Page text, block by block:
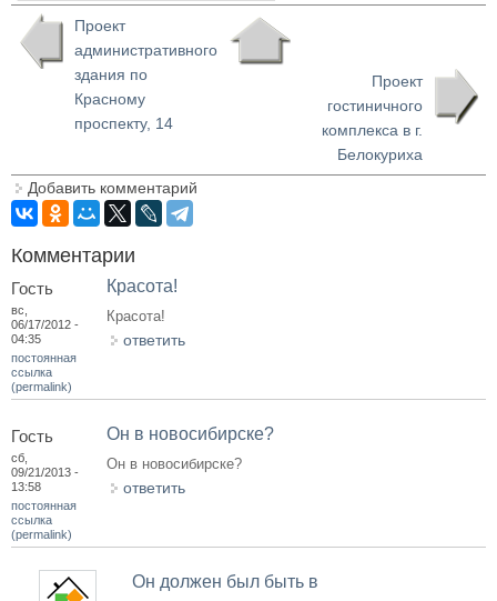
Проект
административного
здания по
Красному
проспекту, 14
Проект
гостиничного
комплекса в г.
Белокуриха
Добавить комментарий
Комментарии
Гость
вс,
06/17/2012 -
04:35
постоянная
ссылка
(permalink)
Красота!
Красота!
ответить
Гость
сб,
09/21/2013 -
13:58
постоянная
ссылка
(permalink)
Он в новосибирске?
Он в новосибирске?
ответить
Он должен был быть в